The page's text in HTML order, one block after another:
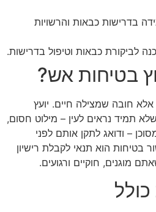
בדרישות כבאות והרשויות
לביקורת כבאות וטיפול בדרישות.
בטיחות אש?
חובה שמצילה חיים. יועץ
תמיד נראים לעין – מילוט חסום,
– ודואג לתקן אותם לפני
בטיחות הוא תנאי לקבלת רישיון
מוגנים, חוקיים ורגועים.